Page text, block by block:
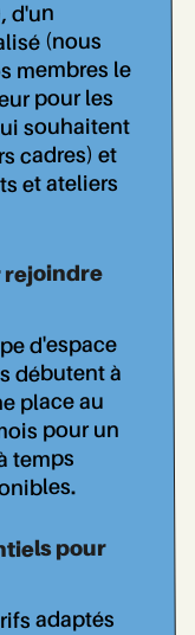
d'un
(nous
membres le
pour les
souhaitent
cadres) et
et ateliers
rejoindre
d'espace
débutent à
place au
pour un
temps
pour
adaptés